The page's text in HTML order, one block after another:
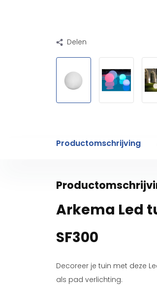
Delen
Productomschrijving
Arkema Led
SF300
Decoreer je tuin met deze
als pad verlichting.